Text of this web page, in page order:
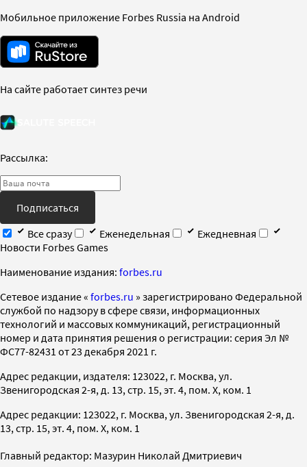
Мобильное приложение Forbes Russia на Android
На сайте работает синтез речи
Рассылка:
Подписаться
Все сразу
Еженедельная
Ежедневная
Новости Forbes Games
Наименование издания: forbes.ru
Cетевое издание « forbes.ru » зарегистрировано Федеральной
службой по надзору в сфере связи, информационных
технологий и массовых коммуникаций, регистрационный
номер и дата принятия решения о регистрации: серия Эл №
ФС77-82431 от 23 декабря 2021 г.
Адрес редакции, издателя: 123022, г. Москва, ул.
Звенигородская 2-я, д. 13, стр. 15, эт. 4, пом. X, ком. 1
Адрес редакции: 123022, г. Москва, ул. Звенигородская 2-я, д.
13, стр. 15, эт. 4, пом. X, ком. 1
Главный редактор: Мазурин Николай Дмитриевич